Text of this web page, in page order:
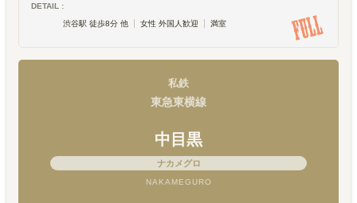
DETAIL :
渋谷駅 徒歩8分 他
女性 外国人歓迎 満室
私鉄
東急東横線
中目黒
ナカメグロ
NAKAMEGURO